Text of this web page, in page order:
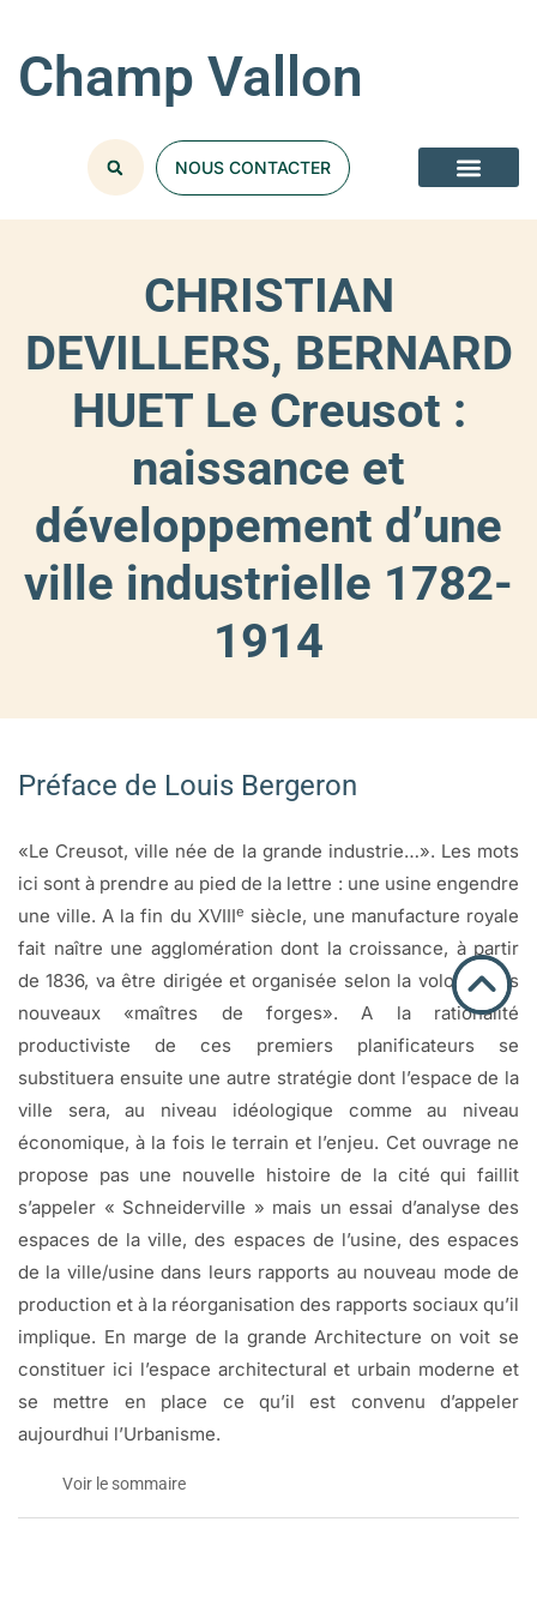
Champ Vallon
NOUS CONTACTER
CHRISTIAN
DEVILLERS, BERNARD
HUET Le Creusot :
naissance et
développement d’une
ville industrielle 1782-
1914
Préface de Louis Bergeron
«Le Creusot, ville née de la grande industrie…». Les mots
ici sont à prendre au pied de la lettre : une usine engendre
une ville. A la fin du XVIIIe siècle, une manufacture royale
fait naître une agglomération dont la croissance, à partir
de 1836, va être dirigée et organisée selon la volonté des
nouveaux «maîtres de forges». A la rationalité
productiviste de ces premiers planificateurs se
substituera ensuite une autre stratégie dont l’espace de la
ville sera, au niveau idéologique comme au niveau
économique, à la fois le terrain et l’enjeu. Cet ouvrage ne
propose pas une nouvelle histoire de la cité qui faillit
s’appeler « Schneiderville » mais un essai d’analyse des
espaces de la ville, des espaces de l’usine, des espaces
de la ville/usine dans leurs rapports au nouveau mode de
production et à la réorganisation des rapports sociaux qu’il
implique. En marge de la grande Architecture on voit se
constituer ici l’espace architectural et urbain moderne et
se mettre en place ce qu’il est convenu d’appeler
aujourdhui l’Urbanisme.
Voir le sommaire